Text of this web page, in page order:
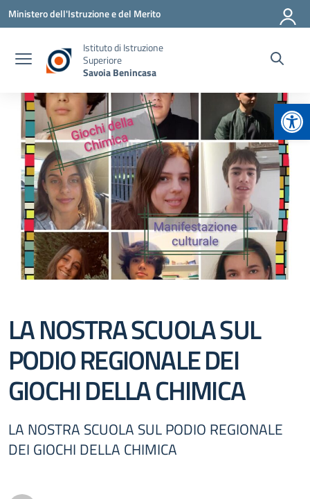
Vai ai contenuti
Vai al menu di navigazione
Vai al footer
Ministero dell'Istruzione e del Merito
Istituto di Istruzione
Superiore
Savoia Benincasa
LA NOSTRA SCUOLA SUL
PODIO REGIONALE DEI
GIOCHI DELLA CHIMICA
LA NOSTRA SCUOLA SUL PODIO REGIONALE
DEI GIOCHI DELLA CHIMICA